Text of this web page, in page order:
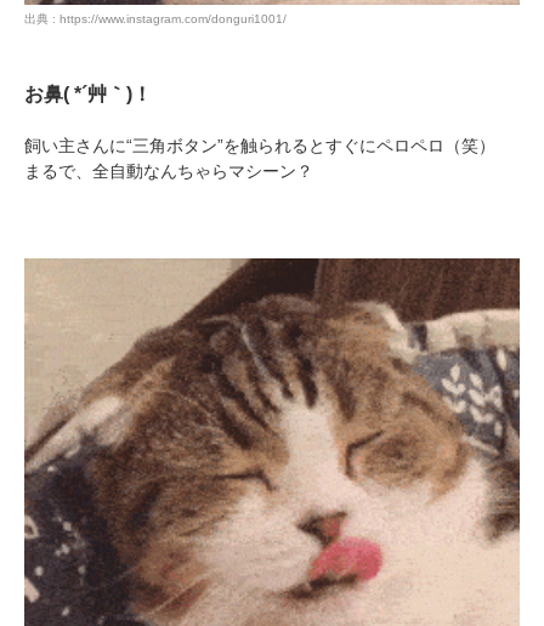
出典 : https://www.instagram.com/donguri1001/
お鼻( *´艸｀)！
飼い主さんに“三角ボタン”を触られるとすぐにペロペロ（笑）
まるで、全自動なんちゃらマシーン？